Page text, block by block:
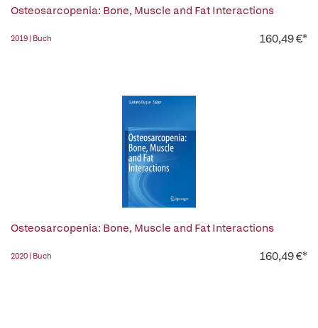
Osteosarcopenia: Bone, Muscle and Fat Interactions
2019 | Buch 160,49 €*
Osteosarcopenia: Bone, Muscle and Fat Interactions
2020 | Buch 160,49 €*